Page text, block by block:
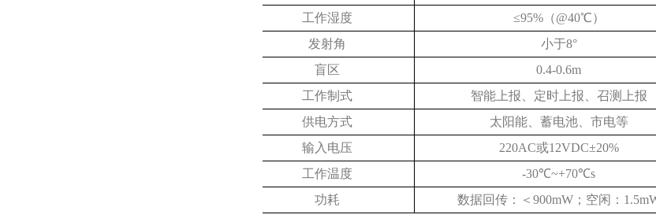
工作湿度
≤95%（@40℃）
发射角
小于8°
盲区
0.4-0.6m
工作制式
智能上报、定时上报、召测上报
供电方式
太阳能、蓄电池、市电等
输入电压
220AC或12VDC±20%
工作温度
-30℃~+70℃s
功耗
数据回传：＜900mW；空闲：